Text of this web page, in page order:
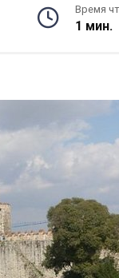
Время
1 мин.